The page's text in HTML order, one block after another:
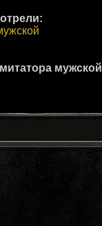
мужской